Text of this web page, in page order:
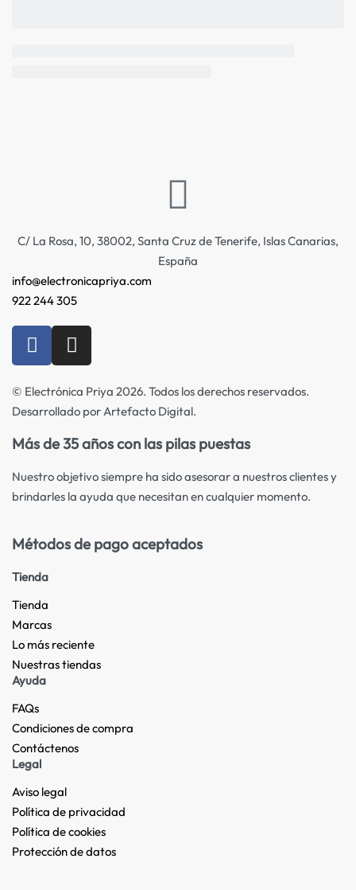
C/ La Rosa, 10, 38002, Santa Cruz de Tenerife, Islas Canarias,
España
info@electronicapriya.com
922 244 305
© Electrónica Priya 2026. Todos los derechos reservados.
Desarrollado por Artefacto Digital.
Más de 35 años con las pilas puestas
Nuestro objetivo siempre ha sido asesorar a nuestros clientes y
brindarles la ayuda que necesitan en cualquier momento.
Métodos de pago aceptados
Tienda
Tienda
Marcas
Lo más reciente​
Nuestras tiendas​
Ayuda
FAQs
Condiciones de compra
Contáctenos
Legal
Aviso legal
Política de privacidad
Política de cookies
Protección de datos